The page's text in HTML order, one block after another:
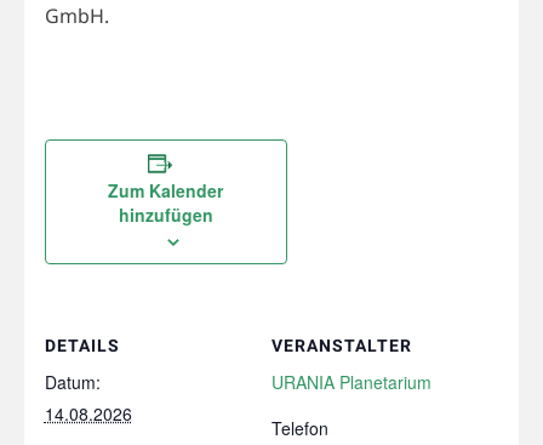
GmbH.
Zum Kalender
hinzufügen
DETAILS
Datum:
14.08.2026
VERANSTALTER
URANIA Planetarium
Telefon